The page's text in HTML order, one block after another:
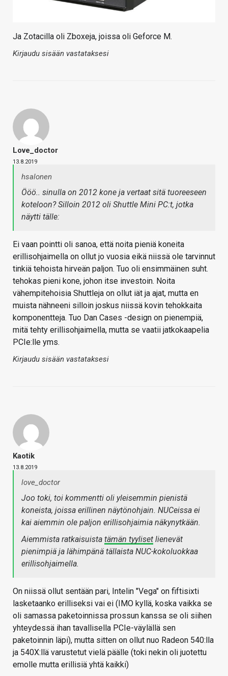
Ja Zotacilla oli Zboxeja, joissa oli Geforce M.
Kirjaudu sisään vastataksesi
Love_doctor
13.8.2019
hsalonen
Ööö.. sinulla on 2012 kone ja vertaat sitä tuoreeseen
koteloon? Silloin 2012 oli Shuttle Mini PC:t, jotka
näytti tälle:
Ei vaan pointti oli sanoa, että noita pieniä koneita
erillisohjaimella on ollut jo vuosia eikä niissä ole tarvinnut
tinkiä tehoista hirveän paljon. Tuo oli ensimmäinen suht.
tehokas pieni kone, johon itse investoin. Noita
vähempitehoisia Shuttleja on ollut iät ja ajat, mutta en
muista nähneeni silloin joskus niissä kovin tehokkaita
komponentteja. Tuo Dan Cases -design on pienempiä,
mitä tehty erillisohjaimella, mutta se vaatii jatkokaapelia
PCIe:lle yms.
Kirjaudu sisään vastataksesi
Kaotik
13.8.2019
love_doctor
Joo toki, toi kommentti oli yleisemmin pienistä
koneista, joissa erillinen näytönohjain. NUCeissa ei
kai aiemmin ole paljon erillisohjaimia näkynytkään.
Aiemmista ratkaisuista tämän tyyliset lienevät
pienimpiä ja lähimpänä tällaista NUC-kokoluokkaa
erillisohjaimella.
On niissä ollut sentään pari, Intelin "Vega" on fiftisixti
lasketaanko erilliseksi vai ei (IMO kyllä, koska vaikka se
oli samassa paketoinnissa prossun kanssa se oli siihen
yhteydessä ihan tavallisella PCIe-väylällä sen
paketoinnin läpi), mutta sitten on ollut nuo Radeon 540:lla
ja 540X:llä varustetut vielä päälle (toki nekin oli juotettu
emolle mutta erillisiä yhtä kaikki)